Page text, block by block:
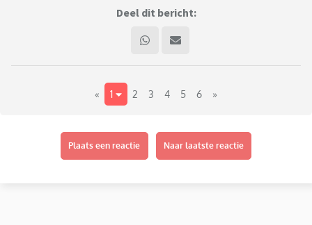
Deel dit bericht:
« 1 2 3 4 5 6 »
Plaats een reactie Naar laatste reactie